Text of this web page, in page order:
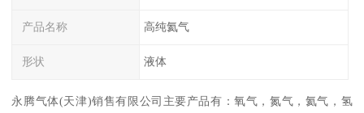
产品名称 高纯氦气
形状 液体
永腾气体(天津)销售有限公司主要产品有：氧气，氮气，氦气，氢